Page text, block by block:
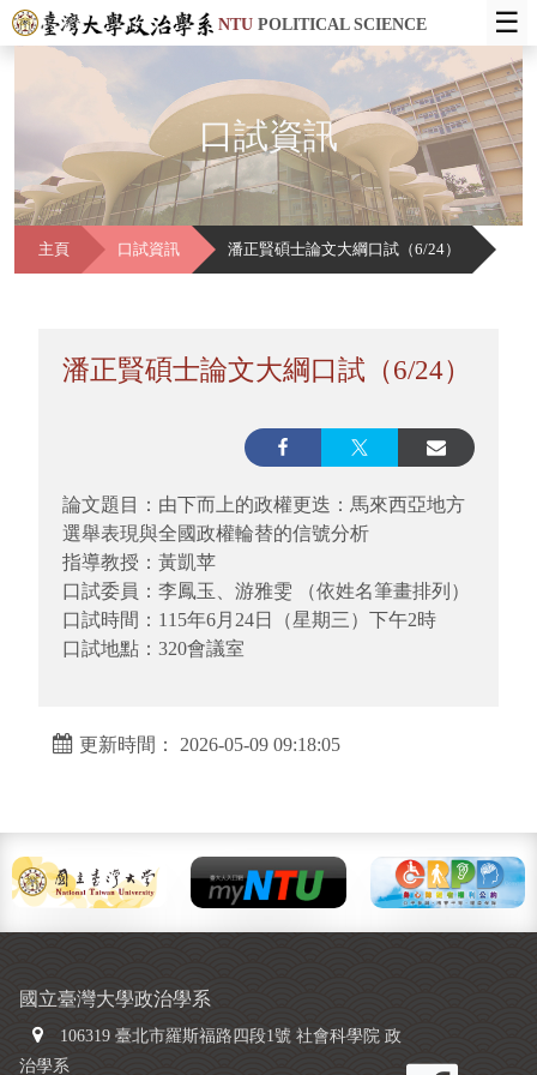
NTUPOLITICAL SCIENCE ☰
口試資訊
主頁 口試資訊 潘正賢碩士論文大綱口試（6/24）
潘正賢碩士論文大綱口試（6/24）
論文題目：由下而上的政權更迭：馬來西亞地方
選舉表現與全國政權輪替的信號分析
指導教授：黃凱苹
口試委員：李鳳玉、游雅雯 （依姓名筆畫排列）
口試時間：115年6月24日（星期三）下午2時
口試地點：320會議室
更新時間： 2026-05-09 09:18:05
國立臺灣大學政治學系
106319 臺北市羅斯福路四段1號 社會科學院 政
治學系